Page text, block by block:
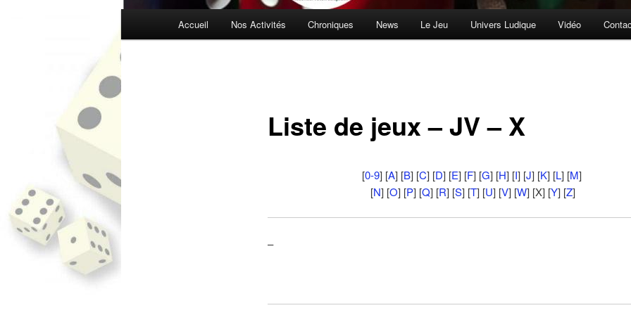
Accueil Nos Activités Chroniques News Le Jeu Univers Ludique Vidéo
Liste de jeux – JV – X
[0-9] [A] [B] [C] [D] [E] [F] [G] [H] [I] [J] [K] [L] [M]
[N] [O] [P] [Q] [R] [S] [T] [U] [V] [W] [X] [Y] [Z]
–